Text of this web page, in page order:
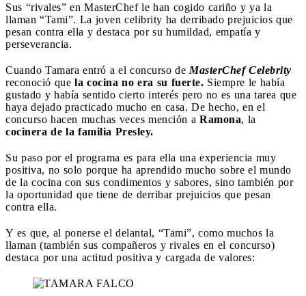
Sus “rivales” en MasterChef le han cogido cariño y ya la
llaman “Tami”. La joven celibrity ha derribado prejuicios que
pesan contra ella y destaca por su humildad, empatía y
perseverancia.
Cuando Tamara entró a el concurso de MasterChef Celebrity
reconoció que la cocina no era su fuerte. Siempre le había
gustado y había sentido cierto interés pero no es una tarea que
haya dejado practicado mucho en casa. De hecho, en el
concurso hacen muchas veces mención a Ramona, la
cocinera de la familia Presley.
Su paso por el programa es para ella una experiencia muy
positiva, no solo porque ha aprendido mucho sobre el mundo
de la cocina con sus condimentos y sabores, sino también por
la oportunidad que tiene de derribar prejuicios que pesan
contra ella.
Y es que, al ponerse el delantal, “Tami”, como muchos la
llaman (también sus compañeros y rivales en el concurso)
destaca por una actitud positiva y cargada de valores: